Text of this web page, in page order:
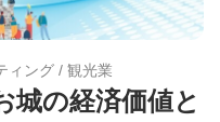
ィング/ 観光業
城の経済価値と